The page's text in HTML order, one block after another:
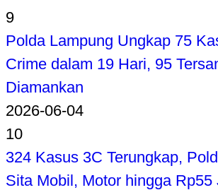
9
Polda Lampung Ungkap 75
Crime dalam 19 Hari, 95
Diamankan
2026-06-04
10
324 Kasus 3C Terungkap,
Sita Mobil, Motor hingga Rp55